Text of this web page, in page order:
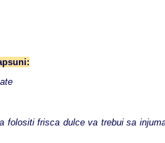
folositi frisca dulce va trebui sa